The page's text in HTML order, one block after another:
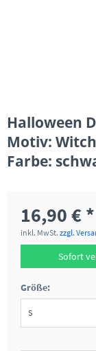
Halloween
Motiv:
Farbe:
16,90 € *
inkl. MwSt. zzgl.
Sofort
Größe: